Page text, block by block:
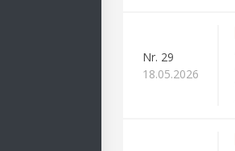
Nr. 29
18.05.2026